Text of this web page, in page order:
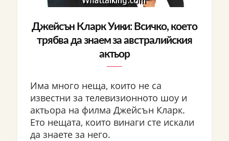
Джейсън Кларк Уики: Всичко, което
трябва да знаем за австралийския
актьор
Има много неща, които не са
известни за телевизионното шоу и
актьора на филма Джейсън Кларк.
Ето нещата, които винаги сте искали
да знаете за него.